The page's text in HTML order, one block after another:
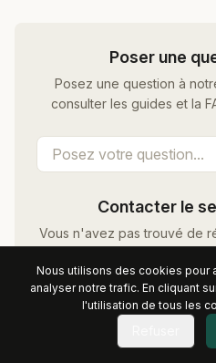
Poser une
Posez une question à
consulter les guides et la
Contacter le
Vous n'avez pas trouvé de
Vous pouvez nous
contact@manuscry.com, par
nous
Nous utilisons des cookies pour
analyser notre trafic. En cliquant
l'utilisation de tous les